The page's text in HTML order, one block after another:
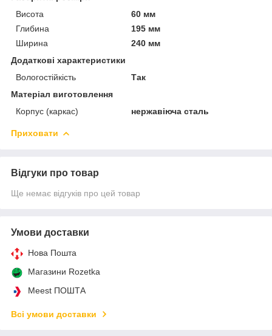
Висота
60 мм
Глибина
195 мм
Ширина
240 мм
Додаткові характеристики
Вологостійкість
Так
Матеріал виготовлення
Корпус (каркас)
нержавіюча сталь
Приховати
Відгуки про товар
Ще немає відгуків про цей товар
Умови доставки
Нова Пошта
Магазини Rozetka
Meest ПОШТА
Всі умови доставки